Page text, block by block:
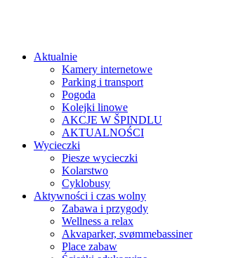
Aktualnie
Kamery internetowe
Parking i transport
Pogoda
Kolejki linowe
AKCJE W ŠPINDLU
AKTUALNOŚCI
Wycieczki
Piesze wycieczki
Kolarstwo
Cyklobusy
Aktywności i czas wolny
Zabawa i przygody
Wellness a relax
Akvaparker, svømmebassiner
Place zabaw